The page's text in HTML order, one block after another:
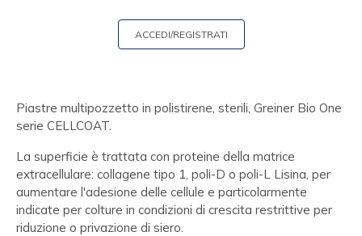
ACCEDI/REGISTRATI
Piastre multipozzetto in polistirene, sterili, Greiner Bio One
serie CELLCOAT.
La superficie è trattata con proteine della matrice
extracellulare: collagene tipo 1, poli-D o poli-L Lisina, per
aumentare l'adesione delle cellule e particolarmente
indicate per colture in condizioni di crescita restrittive per
riduzione o privazione di siero.